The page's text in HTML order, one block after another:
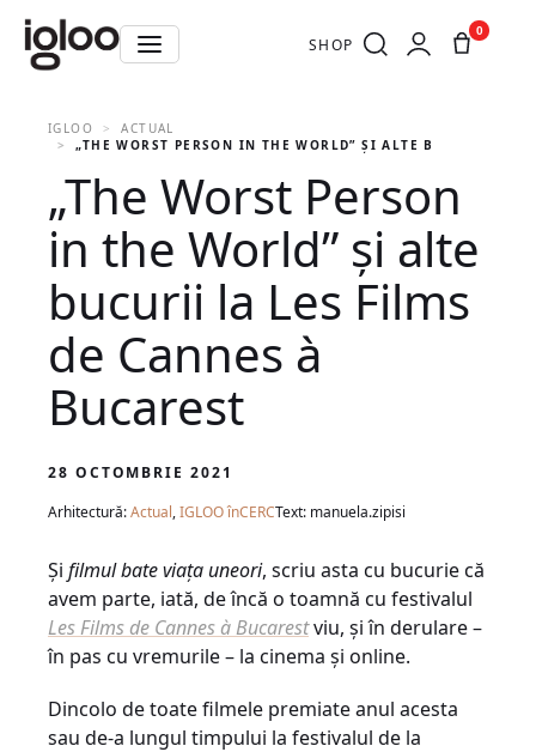
SHOP
0
IGLOO
ACTUAL
„THE WORST PERSON IN THE WORLD” ȘI ALTE BUCURII LA
„The Worst Person
in the World” și alte
bucurii la Les Films
de Cannes à
Bucarest
28 OCTOMBRIE 2021
Arhitectură:Actual,IGLOO înCERCText: manuela.zipisi
Și filmul bate viața uneori, scriu asta cu bucurie că
avem parte, iată, de încă o toamnă cu festivalul
Les Films de Cannes à Bucarestviu, și în derulare –
în pas cu vremurile – la cinema și online.
Dincolo de toate filmele premiate anul acesta
sau de-a lungul timpului la festivalul de la